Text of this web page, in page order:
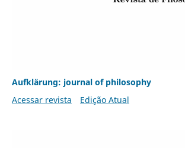
Aufklärung: journal of philosophy
Acessar revista
Edição Atual